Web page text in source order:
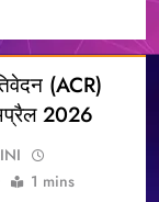
(ACR)
2026
1 mins